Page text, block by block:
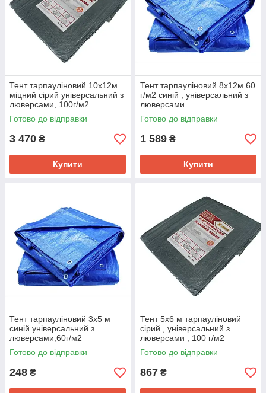
Тент тарпауліновий 10х12м
міцний сірий універсальний з
люверсами, 100г/м2
Готово до відправки
3 470 ₴
Купити
Тент тарпауліновий 8х12м 60
г/м2 синій , універсальний з
люверсами
Готово до відправки
1 589 ₴
Купити
Тент тарпауліновий 3х5 м
синій універсальний з
люверсами,60г/м2
Готово до відправки
248 ₴
Тент 5х6 м тарпауліновий
сірий , універсальний з
люверсами , 100 г/м2
Готово до відправки
867 ₴